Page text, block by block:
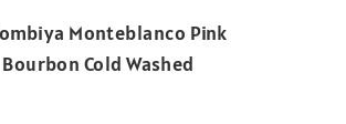
Monteblanco Pink
Bourbon Cold Washed